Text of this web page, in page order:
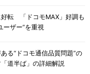
好転 「ドコモMAX」好調も
ーザー”を重視
る“ドコモ通信品質問題”の
道半ば」の詳細解説